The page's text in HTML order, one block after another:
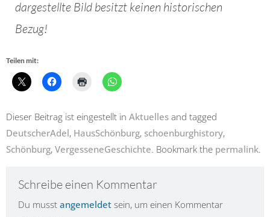
dargestellte Bild besitzt keinen historischen
Bezug!
Teilen mit:
Dieser Beitrag ist eingestellt in Aktuelles and tagged
DeutscherAdel, HausSchönburg, schoenburghistory,
Schönburg, VergesseneGeschichte. Bookmark the permalink.
Schreibe einen Kommentar
Du musst angemeldet sein, um einen Kommentar